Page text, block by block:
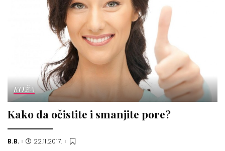
KOŽA
Kako da očistite i smanjite pore?
Posted
B.B. 22.11.2017.